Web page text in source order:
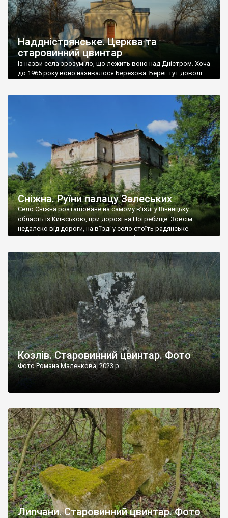
Наддністрянське. Церква та
старовинний цвинтар
Із назви села зрозуміло, що лежить воно над Дністром. Хоча
до 1965 року воно називалося Березова. Берег тут доволі
Наддністрянське відрізняється від більшості навколишніх
сіл. У селі є мурована Михайлівська церква. Точної дати […]
Сніжна. Руїни палацу Залеських
Село Сніжна розташоване на самому в’їзді у Вінницьку
область із Київською, при дорозі на Погребище. Зовсім
недалеко від дороги, на в’їзді у село стоїть радянське
рельєфне пано, яке показує жінку і яблуню, а трохи далі, десь
не видно, але видно дві стареньких колії у траві – […]
Козлів. Старовинний цвинтар. Фото
Фото Романа Маленкова, 2023 р.
Липчани. Старовинний цвинтар. Фото